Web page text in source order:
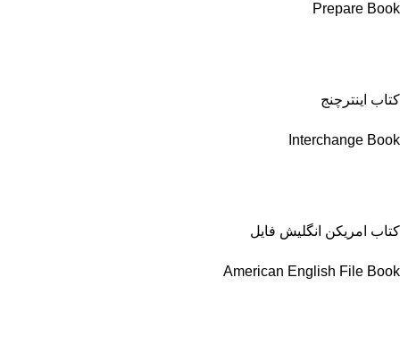
Prepare Book
کتاب اینترچنج
Interchange Book
کتاب امریکن انگلیش فایل
American English File Book